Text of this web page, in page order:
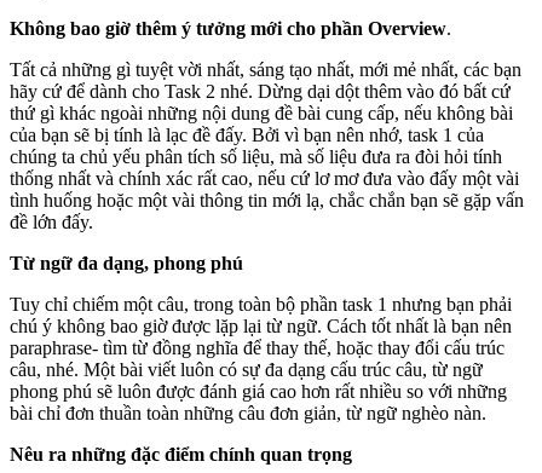
Không bao giờ thêm ý tưởng mới cho phần Overview.
Tất cả những gì tuyệt vời nhất, sáng tạo nhất, mới mẻ nhất, các bạn
hãy cứ để dành cho Task 2 nhé. Dừng dại dột thêm vào đó bất cứ
thứ gì khác ngoài những nội dung đề bài cung cấp, nếu không bài
của bạn sẽ bị tính là lạc đề đấy. Bởi vì bạn nên nhớ, task 1 của
chúng ta chủ yếu phân tích số liệu, mà số liệu đưa ra đòi hỏi tính
thống nhất và chính xác rất cao, nếu cứ lơ mơ đưa vào đấy một vài
tình huống hoặc một vài thông tin mới lạ, chắc chắn bạn sẽ gặp vấn
đề lớn đấy.
Từ ngữ đa dạng, phong phú
Tuy chỉ chiếm một câu, trong toàn bộ phần task 1 nhưng bạn phải
chú ý không bao giờ được lặp lại từ ngữ. Cách tốt nhất là bạn nên
paraphrase- tìm từ đồng nghĩa để thay thế, hoặc thay đổi cấu trúc
câu, nhé. Một bài viết luôn có sự đa dạng cấu trúc câu, từ ngữ
phong phú sẽ luôn được đánh giá cao hơn rất nhiều so với những
bài chỉ đơn thuần toàn những câu đơn giản, từ ngữ nghèo nàn.
Nêu ra những đặc điểm chính quan trọng